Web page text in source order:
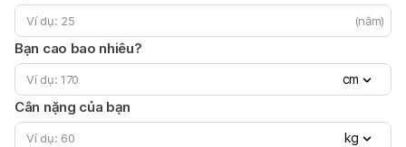
(năm)
Bạn cao bao nhiêu?
cm
Cân nặng của bạn
kg